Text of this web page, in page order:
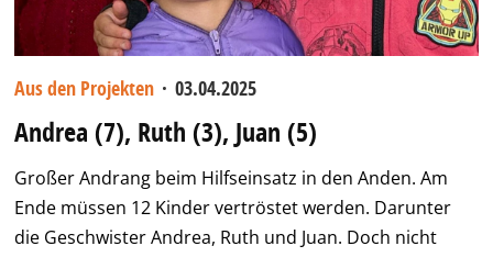
Aus den Projekten · 03.04.2025
Andrea (7), Ruth (3), Juan (5)
Großer Andrang beim Hilfseinsatz in den Anden. Am
Ende müssen 12 Kinder vertröstet werden. Darunter
die Geschwister Andrea, Ruth und Juan. Doch nicht